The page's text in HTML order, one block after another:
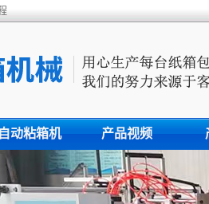
动粘箱机 产品视频